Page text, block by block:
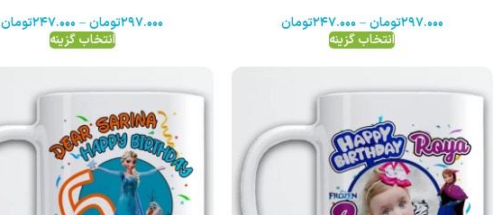
۲۹۷.۰۰۰تومان – ۲۴۷.۰۰۰تومان
انتخاب گزینه
۲۹۷.۰۰۰تومان – ۲۴۷.۰۰۰تومان
انتخاب گزینه